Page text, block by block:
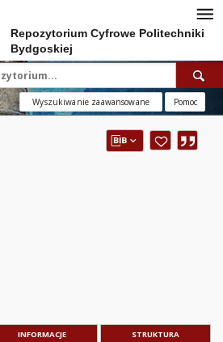
Repozytorium Cyfrowe Politechniki
Bydgoskiej
Wyszukiwanie zaawansowane Pomoc
INFORMACJE STRUKTURA